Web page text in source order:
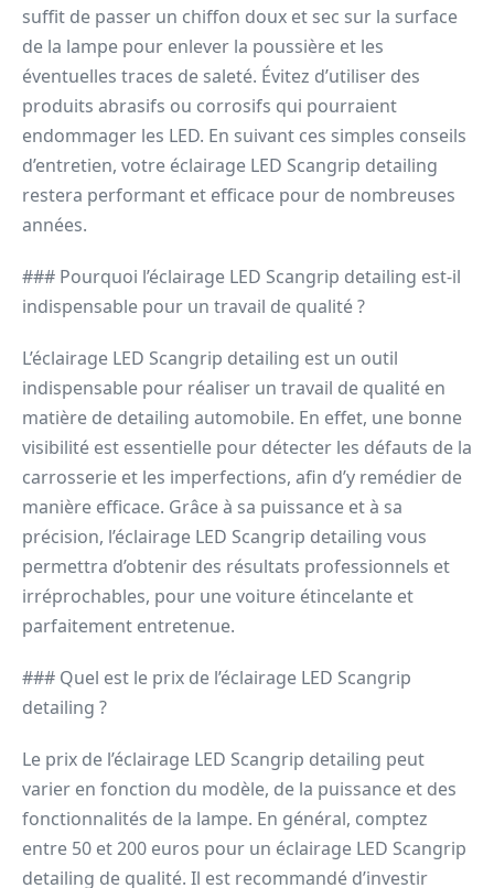
suffit de passer un chiffon doux et sec sur la surface
de la lampe pour enlever la poussière et les
éventuelles traces de saleté. Évitez d’utiliser des
produits abrasifs ou corrosifs qui pourraient
endommager les LED. En suivant ces simples conseils
d’entretien, votre éclairage LED Scangrip detailing
restera performant et efficace pour de nombreuses
années.
### Pourquoi l’éclairage LED Scangrip detailing est-il
indispensable pour un travail de qualité ?
L’éclairage LED Scangrip detailing est un outil
indispensable pour réaliser un travail de qualité en
matière de detailing automobile. En effet, une bonne
visibilité est essentielle pour détecter les défauts de la
carrosserie et les imperfections, afin d’y remédier de
manière efficace. Grâce à sa puissance et à sa
précision, l’éclairage LED Scangrip detailing vous
permettra d’obtenir des résultats professionnels et
irréprochables, pour une voiture étincelante et
parfaitement entretenue.
### Quel est le prix de l’éclairage LED Scangrip
detailing ?
Le prix de l’éclairage LED Scangrip detailing peut
varier en fonction du modèle, de la puissance et des
fonctionnalités de la lampe. En général, comptez
entre 50 et 200 euros pour un éclairage LED Scangrip
detailing de qualité. Il est recommandé d’investir